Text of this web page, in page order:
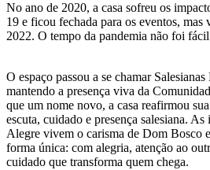
No ano de 2020, a casa sofreu os
19 e ficou fechada para os eventos,
2022. O tempo da pandemia não foi
O espaço passou a se chamar
mantendo a presença viva da
que um nome novo, a casa reafirmou
escuta, cuidado e presença salesiana.
Alegre vivem o carisma de Dom Bosco
forma única: com alegria, atenção ao
cuidado que transforma quem chega.